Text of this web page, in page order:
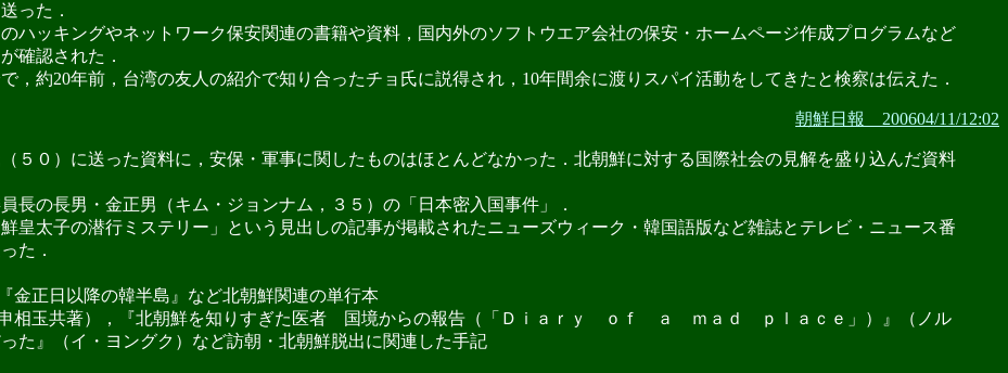
った．
ハッキングやネットワーク保安関連の書籍や資料，国内外のソフトウエア会社の保安・ホームページ作成プログラムなど
確認された．
約20年前，台湾の友人の紹介で知り合ったチョ氏に説得され，10年間余に渡りスパイ活動をしてきたと検察は伝えた．
朝鮮日報 200604/11/12:02
５０）に送った資料に，安保・軍事に関したものはほとんどなかった．北朝鮮に対する国際社会の見解を盛り込んだ資料
の長男・金正男（キム・ジョンナム，３５）の「日本密入国事件」．
太子の潜行ミステリー」という見出しの記事が掲載されたニューズウィーク・韓国語版など雑誌とテレビ・ニュース番
た．
金正日以降の韓半島』など北朝鮮関連の単行本
申相玉共著），『北朝鮮を知りすぎた医者 国境からの報告（「Ｄｉａｒｙ ｏｆ ａ ｍａｄ ｐｌａｃｅ」）』（ノル
た』（イ・ヨングク）など訪朝・北朝鮮脱出に関連した手記